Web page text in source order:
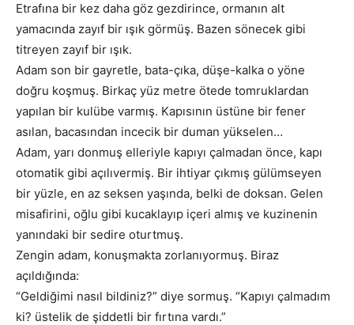
Etrafına bir kez daha göz gezdirince, ormanın alt
yamacında zayıf bir ışık görmüş. Bazen sönecek gibi
titreyen zayıf bir ışık.
Adam son bir gayretle, bata-çıka, düşe-kalka o yöne
doğru koşmuş. Birkaç yüz metre ötede tomruklardan
yapılan bir kulübe varmış. Kapısının üstüne bir fener
asılan, bacasından incecik bir duman yükselen…
Adam, yarı donmuş elleriyle kapıyı çalmadan önce, kapı
otomatik gibi açılıvermiş. Bir ihtiyar çıkmış gülümseyen
bir yüzle, en az seksen yaşında, belki de doksan. Gelen
misafirini, oğlu gibi kucaklayıp içeri almış ve kuzinenin
yanındaki bir sedire oturtmuş.
Zengin adam, konuşmakta zorlanıyormuş. Biraz
açıldığında:
“Geldiğimi nasıl bildiniz?” diye sormuş. “Kapıyı çalmadım
ki? üstelik de şiddetli bir fırtına vardı.”